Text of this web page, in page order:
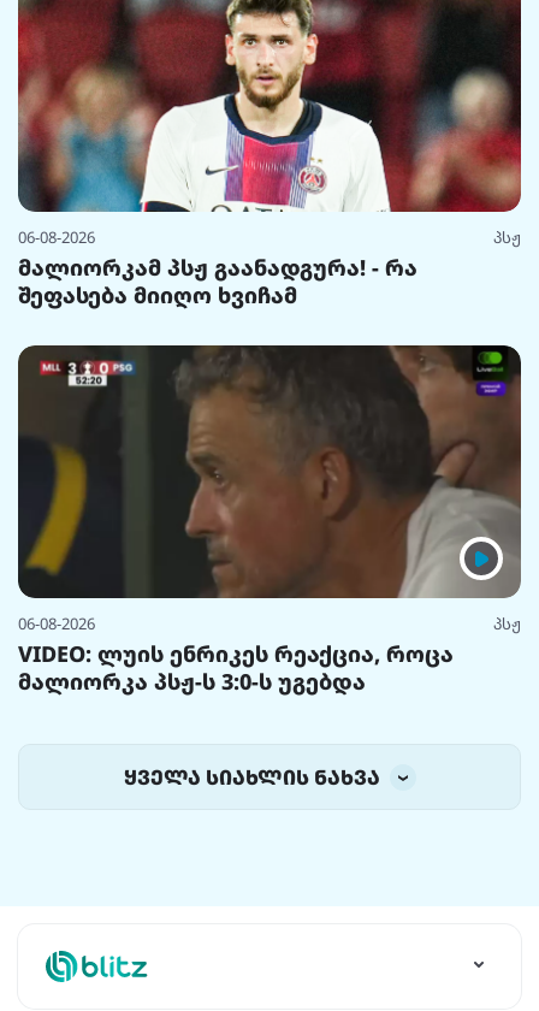
06-08-2026 პსჟ
მალიორკამ პსჟ გაანადგურა! - რა
შეფასება მიიღო ხვიჩამ
06-08-2026 პსჟ
VIDEO: ლუის ენრიკეს რეაქცია, როცა
მალიორკა პსჟ-ს 3:0-ს უგებდა
ყველა სიახლის ნახვა